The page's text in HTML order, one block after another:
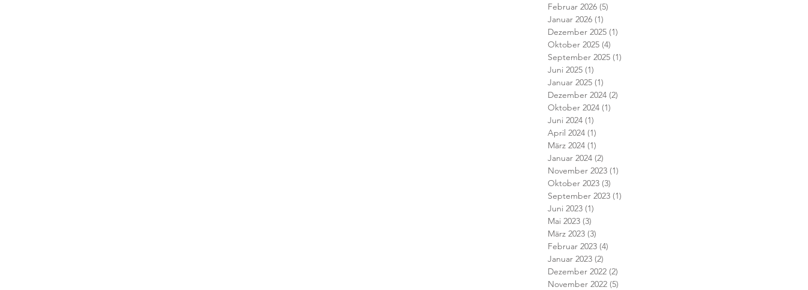
Februar 2026 (5)
Januar 2026 (1)
Dezember 2025 (1)
Oktober 2025 (4)
September 2025 (1)
Juni 2025 (1)
Januar 2025 (1)
Dezember 2024 (2)
Oktober 2024 (1)
Juni 2024 (1)
April 2024 (1)
März 2024 (1)
Januar 2024 (2)
November 2023 (1)
Oktober 2023 (3)
September 2023 (1)
Juni 2023 (1)
Mai 2023 (3)
März 2023 (3)
Februar 2023 (4)
Januar 2023 (2)
Dezember 2022 (2)
November 2022 (5)